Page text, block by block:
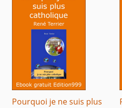
Pourquoi je ne suis plus